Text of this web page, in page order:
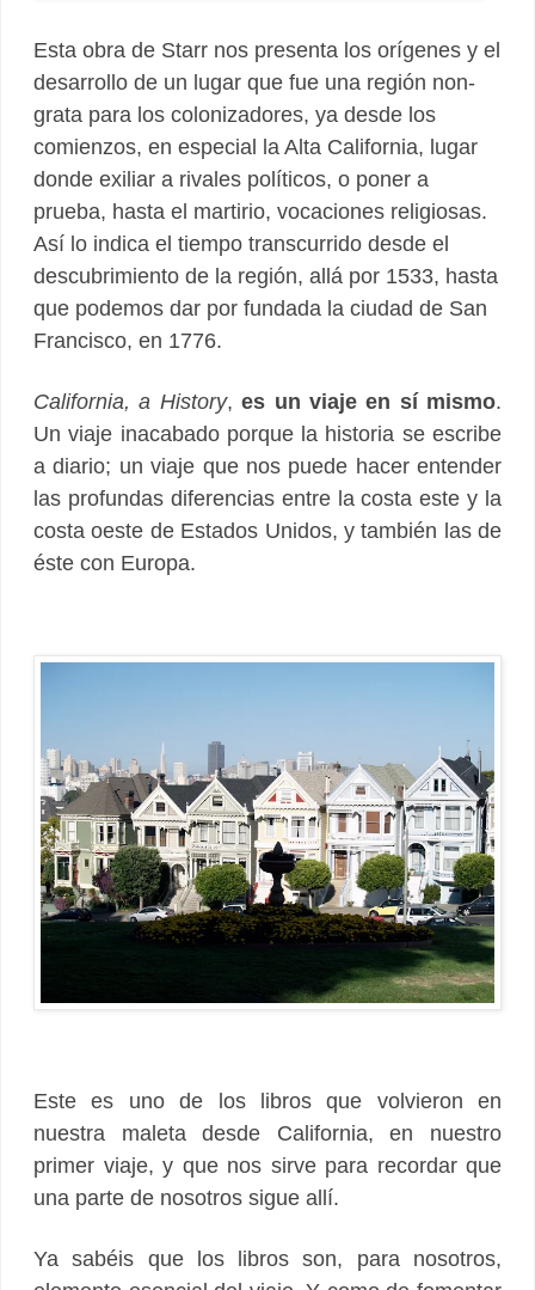
Esta obra de Starr nos presenta los orígenes y el
desarrollo de un lugar que fue una región non-
grata para los colonizadores, ya desde los
comienzos, en especial la Alta California, lugar
donde exiliar a rivales políticos, o poner a
prueba, hasta el martirio, vocaciones religiosas.
Así lo indica el tiempo transcurrido desde el
descubrimiento de la región, allá por 1533, hasta
que podemos dar por fundada la ciudad de San
Francisco, en 1776.
California, a History,es un viaje en sí mismo.
Un viaje inacabado porque la historia se escribe
a diario; un viaje que nos puede hacer entender
las profundas diferencias entre la costa este y la
costa oeste de Estados Unidos, y también las de
éste con Europa.
Este es uno de los libros que volvieron en
nuestra maleta desde California, en nuestro
primer viaje, y que nos sirve para recordar que
una parte de nosotros sigue allí.
Ya sabéis que los libros son, para nosotros,